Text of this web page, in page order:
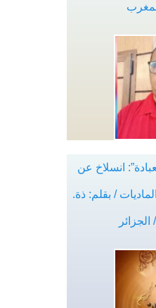
انسلاخ عن
/ بقلم: ذة.